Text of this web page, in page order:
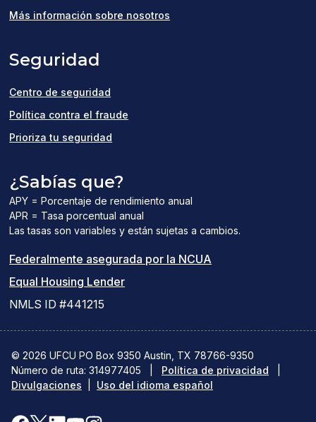
in
Más información sobre nosotros
Seguridad
Centro de seguridad
Política contra el fraude
Prioriza tu seguridad
¿Sabías que?
APY = Porcentaje de rendimiento anual
APR = Tasa porcentual anual
Las tasas son variables y están sujetas a cambios.
Federalmente asegurada por la NCUA
abre
una
nueva
Equal Housing Lender(el
una
nueva
ventana)
NMLS ID #441215
© 2026 UFCU PO Box 9350 Austin, TX 78766-9350
Número de ruta: 314977405
Política de privacidad
Divulgaciones
Uso del idioma español